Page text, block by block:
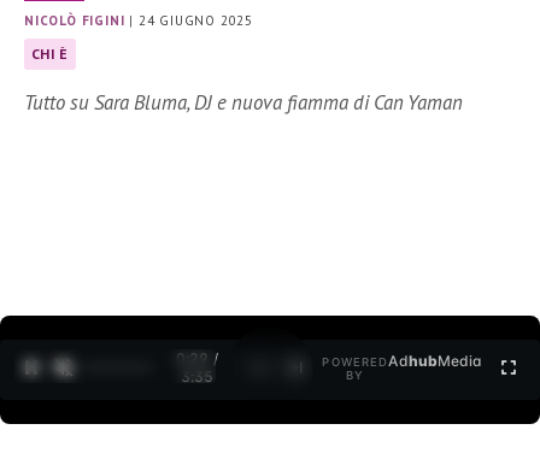
NICOLÒ FIGINI | 24 GIUGNO 2025
CHI È
Tutto su Sara Bluma, DJ e nuova fiamma di Can Yaman
0:30 /
3:35
POWERED
BY
AdhubMedia